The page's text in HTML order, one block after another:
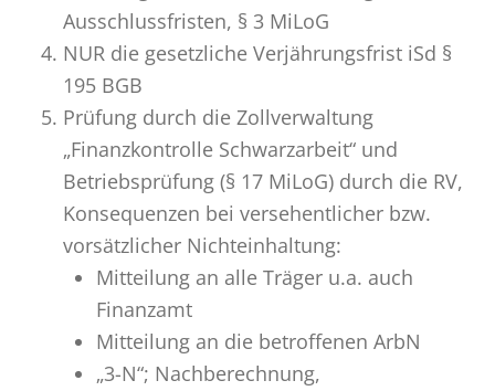
Ausschlussfristen, § 3 MiLoG
NUR die gesetzliche Verjährungsfrist iSd §
195 BGB
Prüfung durch die Zollverwaltung
„Finanzkontrolle Schwarzarbeit“ und
Betriebsprüfung (§ 17 MiLoG) durch die RV,
Konsequenzen bei versehentlicher bzw.
vorsätzlicher Nichteinhaltung:
Mitteilung an alle Träger u.a. auch
Finanzamt
Mitteilung an die betroffenen ArbN
„3-N“; Nachberechnung,